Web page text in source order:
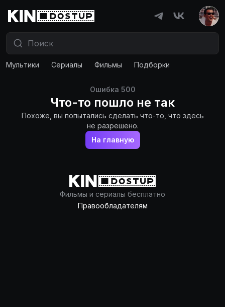
Мультики Сериалы Фильмы Подборки
Ошибка 500
Что-то пошло не так
Похоже, вы попытались сделать что-то, что здесь
не разрешено.
На главную
Фильмы и сериалы бесплатно
Правообладателям